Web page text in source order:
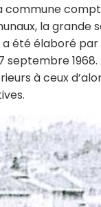
commune
la
élaboré par
à ceux